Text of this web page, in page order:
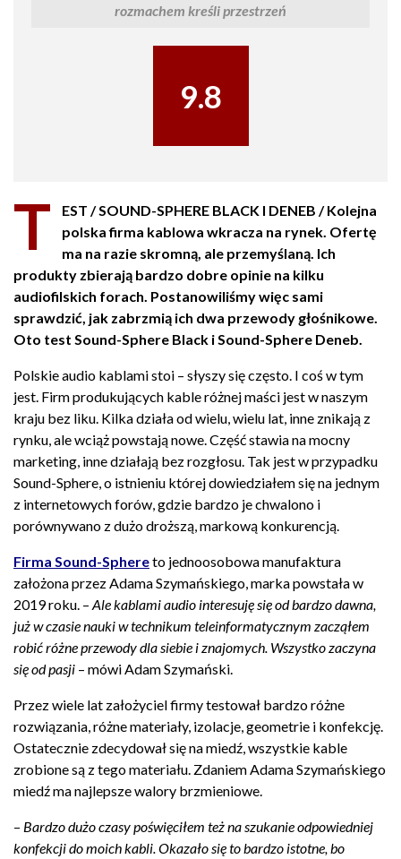
rozmachem kreśli przestrzeń
9.8
T
EST / SOUND-SPHERE BLACK I DENEB / Kolejna
polska firma kablowa wkracza na rynek. Ofertę
ma na razie skromną, ale przemyślaną. Ich
produkty zbierają bardzo dobre opinie na kilku
audiofilskich forach. Postanowiliśmy więc sami
sprawdzić, jak zabrzmią ich dwa przewody głośnikowe.
Oto test Sound-Sphere Black i Sound-Sphere Deneb.
Polskie audio kablami stoi – słyszy się często. I coś w tym
jest. Firm produkujących kable różnej maści jest w naszym
kraju bez liku. Kilka działa od wielu, wielu lat, inne znikają z
rynku, ale wciąż powstają nowe. Część stawia na mocny
marketing, inne działają bez rozgłosu. Tak jest w przypadku
Sound-Sphere, o istnieniu której dowiedziałem się na jednym
z internetowych forów, gdzie bardzo je chwalono i
porównywano z dużo droższą, markową konkurencją.
Firma Sound-Sphereto jednoosobowa manufaktura
założona przez Adama Szymańskiego, marka powstała w
2019 roku. – Ale kablami audio interesuję się od bardzo dawna,
już w czasie nauki w technikum teleinformatycznym zacząłem
robić różne przewody dla siebie i znajomych. Wszystko zaczyna
się od pasji – mówi Adam Szymański.
Przez wiele lat założyciel firmy testował bardzo różne
rozwiązania, różne materiały, izolacje, geometrie i konfekcję.
Ostatecznie zdecydował się na miedź, wszystkie kable
zrobione są z tego materiału. Zdaniem Adama Szymańskiego
miedź ma najlepsze walory brzmieniowe.
– Bardzo dużo czasy poświęciłem też na szukanie odpowiedniej
konfekcji do moich kabli. Okazało się to bardzo istotne, bo